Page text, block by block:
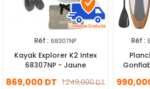
Réf : 68307NP
Kayak Explorer K2 Intex
68307NP - Jaune
1 249,000 DT
869,000 DT
Réf :